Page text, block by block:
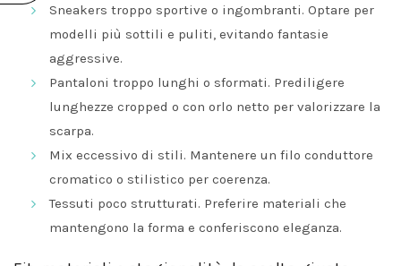
Sneakers troppo sportive o ingombranti. Optare per
modelli più sottili e puliti, evitando fantasie
aggressive.
Pantaloni troppo lunghi o sformati. Prediligere
lunghezze cropped o con orlo netto per valorizzare la
scarpa.
Mix eccessivo di stili. Mantenere un filo conduttore
cromatico o stilistico per coerenza.
Tessuti poco strutturati. Preferire materiali che
mantengono la forma e conferiscono eleganza.